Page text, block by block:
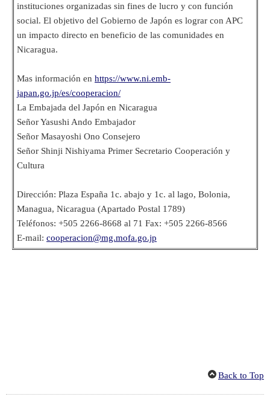
instituciones organizadas sin fines de lucro y con función
social. El objetivo del Gobierno de Japón es lograr con APC
un impacto directo en beneficio de las comunidades en
Nicaragua.
Mas información en https://www.ni.emb-
japan.go.jp/es/cooperacion/
La Embajada del Japón en Nicaragua
Señor Yasushi Ando Embajador
Señor Masayoshi Ono Consejero
Señor Shinji Nishiyama Primer Secretario Cooperación y
Cultura
Dirección: Plaza España 1c. abajo y 1c. al lago, Bolonia,
Managua, Nicaragua (Apartado Postal 1789)
Teléfonos: +505 2266-8668 al 71 Fax: +505 2266-8566
E-mail: cooperacion@mg.mofa.go.jp
Back to Top